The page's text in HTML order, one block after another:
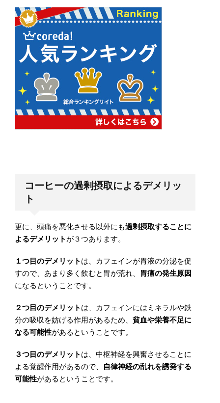
コーヒーの過剰摂取によるデメリッ
ト
更に、頭痛を悪化させる以外にも過剰摂取することに
よるデメリット が３つあります。
１つ目のデメリット は、カフェインが胃液の分泌を促
すので、あまり多く飲むと胃が荒れ、
胃痛の発生原因
になるということです。
２つ目のデメリット は、カフェインにはミネラルや鉄
分の吸収を妨げる作用があるため、 貧血や栄養不足に
なる可能性があるということです。
３つ目のデメリット は、中枢神経を興奮させることに
よる覚醒作用があるので、
自律神経の乱れを誘発する
可能性があるということです。